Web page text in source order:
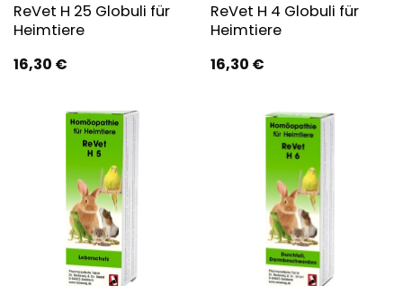
ReVet H 25 Globuli für
Heimtiere
16,30 €
ReVet H 4 Globuli für
Heimtiere
16,30 €